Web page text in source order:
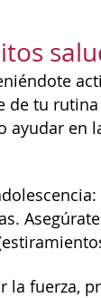
de tu
ayudar en
la fuerza,